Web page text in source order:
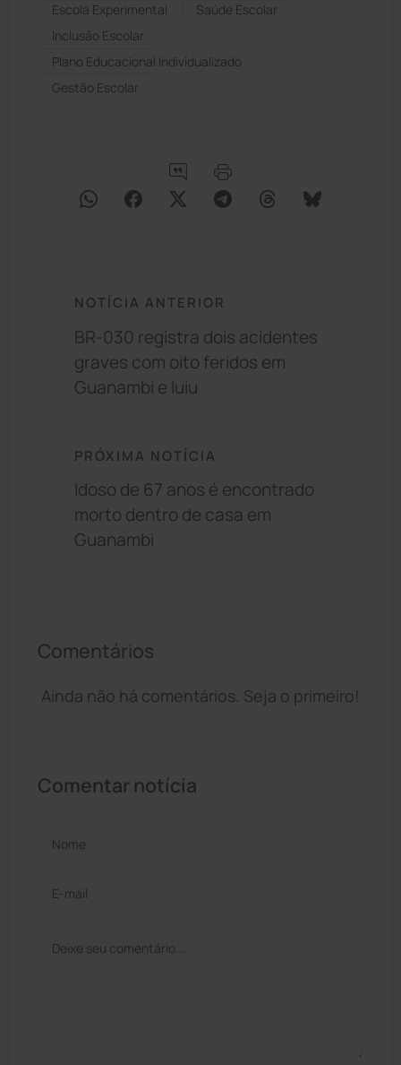
Escola Experimental
Saúde Escolar
Inclusão Escolar
Plano Educacional Individualizado
Gestão Escolar
NOTÍCIA ANTERIOR
BR-030 registra dois acidentes
graves com oito feridos em
Guanambi e Iuiu
PRÓXIMA NOTÍCIA
Idoso de 67 anos é encontrado
morto dentro de casa em
Guanambi
Comentários
Ainda não há comentários. Seja o primeiro!
Comentar notícia